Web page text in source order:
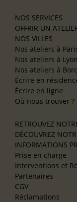
NOS SERVICES
OFFRIR UN
NOS VILLES
Nos ateliers à
Nos ateliers à Lyon
Nos ateliers à
Écrire en
Écrire en ligne
Où nous trouver ?
RETROUVEZ
DÉCOUVREZ
INFORMATIONS
Prise en charge
Interventions et
Partenaires
CGV
Réclamations